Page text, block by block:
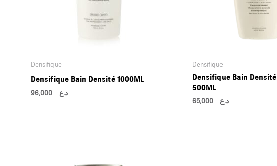
Densifique
Densifique Bain Densité 1000ML
د.ع96,000
Densifique
Densifique Bain
500ML
د.ع65,000